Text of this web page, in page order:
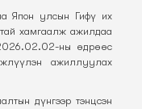
Япон улсын Гифү их
хамгаалж ажилдаа
2026.02.02-ны өдрөөс
ажиллуулах
дүнгээр тэнцсэн